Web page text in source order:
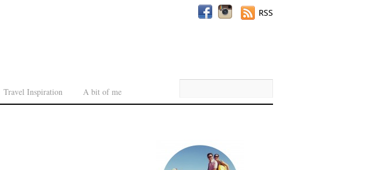
Travel Inspiration A bit of me
RSS